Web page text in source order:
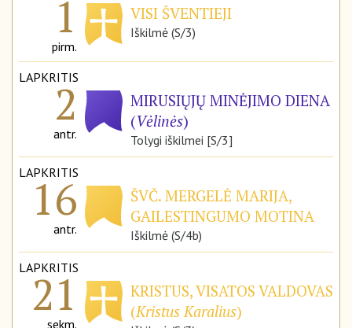
1
pirm.
VISI ŠVENTIEJI
Iškilmė (S/3)
LAPKRITIS
2
antr.
MIRUSIŲJŲ MINĖJIMO DIENA
(Vėlinės)
Tolygi iškilmei [S/3]
LAPKRITIS
16
antr.
ŠVČ. MERGELĖ MARIJA,
GAILESTINGUMO MOTINA
Iškilmė (S/4b)
LAPKRITIS
21
sekm.
KRISTUS, VISATOS VALDOVAS
(Kristus Karalius)